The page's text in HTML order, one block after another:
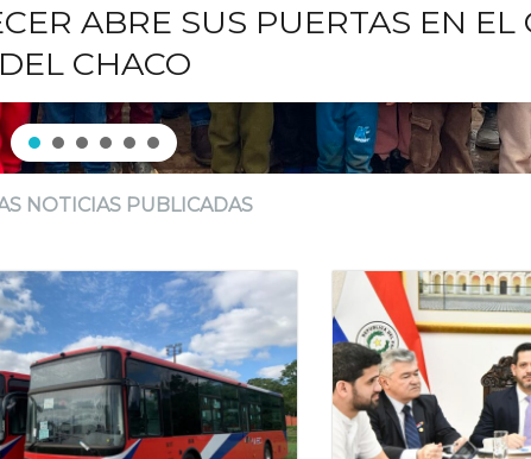
ABRE SUS PUERTAS EN EL
DEL CHACO
NOTICIAS PUBLICADAS